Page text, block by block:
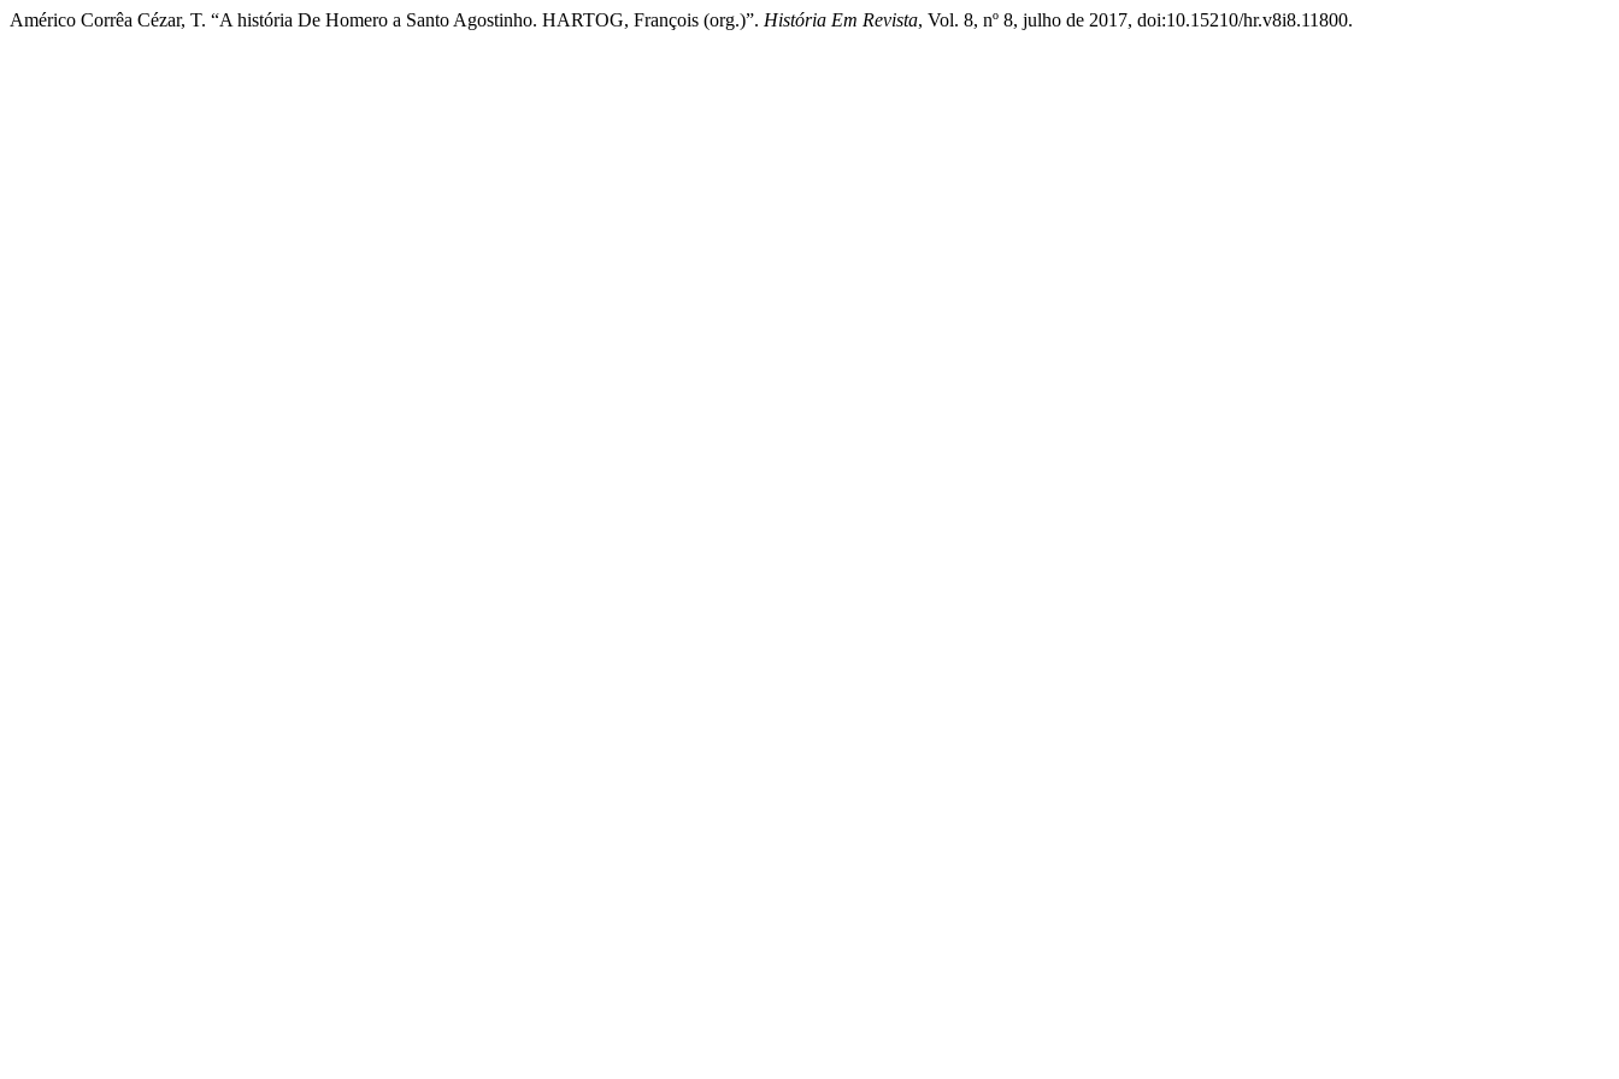
Américo Corrêa Cézar, T. “A história De Homero a Santo Agostinho. HARTOG, François (org.)”. História Em Revista, Vol. 8, nº 8, julho de 2017, doi:10.15210/hr.v8i8.11800.